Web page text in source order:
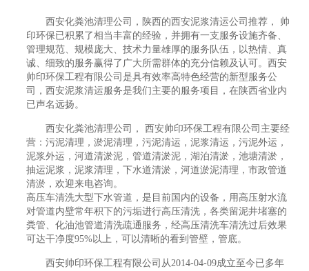
西安化粪池清理公司，陕西的西安泥浆清运公司推荐， 帅
印环保已积累了相当丰富的经验，并拥有一支服务设施齐备、
管理规范、规模庞大、技术力量雄厚的服务队伍，以热情、真
诚、细致的服务赢得了广大所需群体的充分信赖及认可。西安
帅印环保工程有限公司是具有效率高特色经营的新型服务公
司，西安泥浆清运服务是我们主要的服务项目，在陕西省业内
已声名远扬。
西安化粪池清理公司， 西安帅印环保工程有限公司主要经
营：污泥清理，淤泥清理，污泥清运，泥浆清运，污泥外运，
泥浆外运，河道清淤泥，管道清淤泥，湖泊清淤，池塘清淤，
抽运泥浆，泥浆清理，下水道清淤，河道淤泥清理，市政管道
清淤，欢迎来电咨询。
高压车清洗大型下水管道，是目前国内的设备，用高压射水流
对管道内壁常年积下的污垢进行高压清洗，各类留泥井堵塞的
粪管、化油池管道清洗疏通服务，经高压清洗车清洗过后效果
可达干净度95%以上，可以清晰的看到管壁，管底。
西安帅印环保工程有限公司从2014-04-09成立至今已多年